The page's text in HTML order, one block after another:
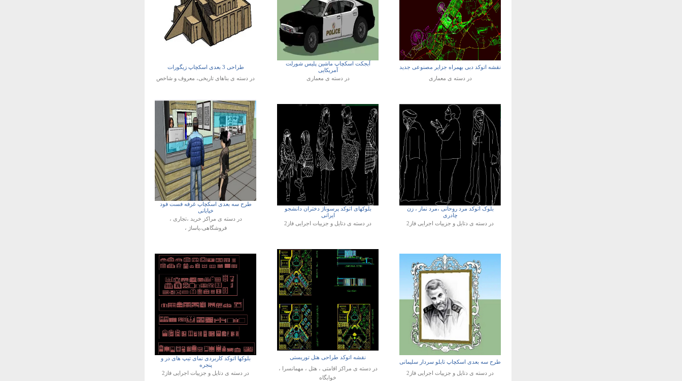
نقشه اتوکد دبی بهمراه جزایر مصنوعی جدید
در دسته ی معماری
آبجکت اسکچاپ ماشین پلیس شورلت
آمریکایی
در دسته ی معماری
طراحی 3 بعدی اسکچاپ زیگورات
در دسته ی بناهای تاریخی، معروف و شاخص
بلوک اتوکد مرد روحانی ،مرد نماز ، زن
چادری
در دسته ی دتایل و جزییات اجرایی فاز2
بلوکهای اتوکد پرسوناژ دختران دانشجو
ایرانی
در دسته ی دتایل و جزییات اجرایی فاز2
طرح سه بعدی اسکچاپ غرفه فست فود
خیابانی
در دسته ی مراکز خرید ،تجاری ،
فروشگاهی،پاساژ ،
طرح سه بعدی اسکچاپ تابلو سردار سلیمانی
در دسته ی دتایل و جزییات اجرایی فاز2
نقشه اتوکد طراحی هتل توریستی
در دسته ی مراکز اقامتی ، هتل ، مهمانسرا ،
خوابگاه
بلوکها اتوکد کاربردی نمای تیپ های در و
پنجره
در دسته ی دتایل و جزییات اجرایی فاز2